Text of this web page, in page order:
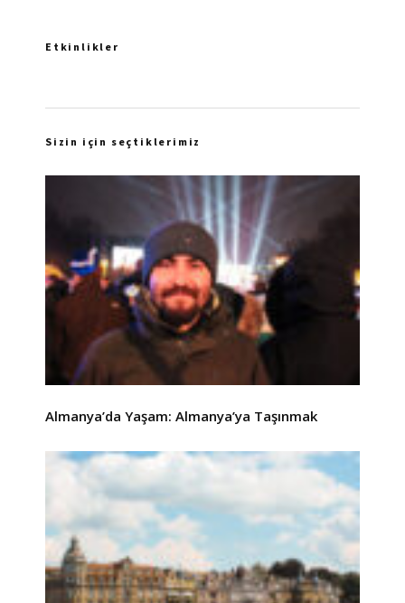
Etkinlikler
Sizin için seçtiklerimiz
Almanya’da Yaşam: Almanya’ya Taşınmak